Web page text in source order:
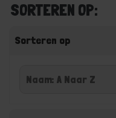
SORTEREN OP:
Sorteren op